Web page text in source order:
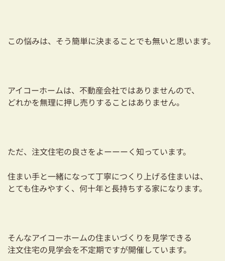
この悩みは、そう簡単に決まることでも無いと思います。
アイコーホームは、不動産会社ではありませんので、
どれかを無理に押し売りすることはありません。
ただ、注文住宅の良さをよーーーく知っています。
住まい手と一緒になって丁寧につくり上げる住まいは、
とても住みやすく、何十年と長持ちする家になります。
そんなアイコーホームの住まいづくりを見学できる
注文住宅の見学会を不定期ですが開催しています。